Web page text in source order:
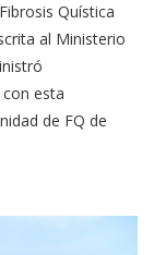
Quística
al Ministerio
esta
de FQ de